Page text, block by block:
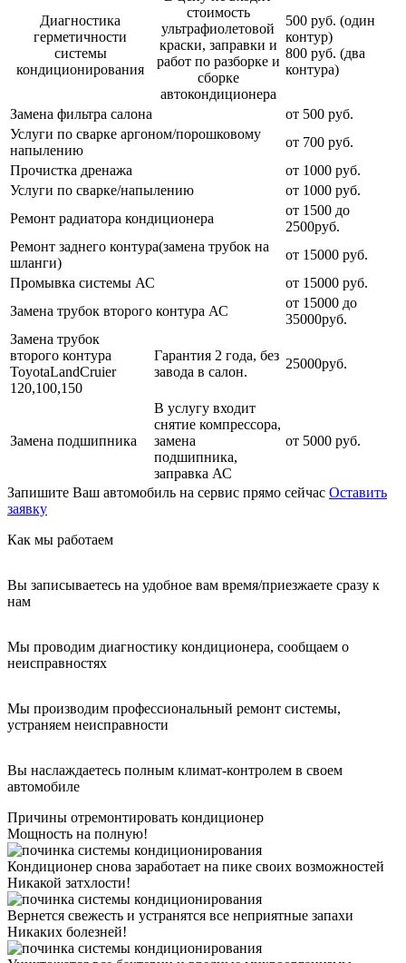
Диагностика
герметичности
системы
кондиционирования
стоимость
ультрафиолетовой
краски, заправки и
работ по разборке и
сборке
автокондиционера
500 руб. (один
контур)
800 руб. (два
контура)
Замена фильтра салона
от 500 руб.
Услуги по сварке аргоном/порошковому
напылению
от 700 руб.
Прочистка дренажа
от 1000 руб.
Услуги по сварке/напылению
от 1000 руб.
Ремонт радиатора кондиционера
от 1500 до
2500руб.
Ремонт заднего контура(замена трубок на
шланги)
от 15000 руб.
Промывка системы АС
от 15000 руб.
Замена трубок второго контура АС
от 15000 до
35000руб.
Замена трубок
второго контура
ToyotaLandCruier
120,100,150
Гарантия 2 года, без
завода в салон.
25000руб.
Замена подшипника
В услугу входит
снятие компрессора,
замена
подшипника,
заправка АС
от 5000 руб.
Запишите Ваш автомобиль на сервис прямо сейчас Оставить
заявку
Как мы работаем
Вы записываетесь на удобное вам время/приезжаете сразу к
нам
Мы проводим диагностику кондиционера, сообщаем о
неисправностях
Мы производим профессиональный ремонт системы,
устраняем неисправности
Вы наслаждаетесь полным климат-контролем в своем
автомобиле
Причины отремонтировать кондиционер
Мощность на полную!
Кондиционер снова заработает на пике своих возможностей
Никакой затхлости!
Вернется свежесть и устранятся все неприятные запахи
Никаких болезней!